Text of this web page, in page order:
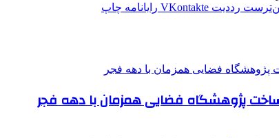
‫رددیت ‫VKontakte رایانامه چاپ
ساخت پژوهشگاه فضایی همزمان با دهه فجر